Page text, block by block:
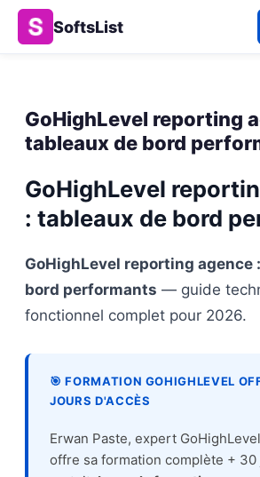
SoftsList
GoHighLevel reporting
tableaux de bord
GoHighLevel
: tableaux de bord
GoHighLevel reporting agence
bord performants — guide
fonctionnel complet pour 2026.
🎯 FORMATION GOHIGHLEVEL
JOURS D'ACCÈS
Erwan Paste, expert
offre sa formation complète + 30